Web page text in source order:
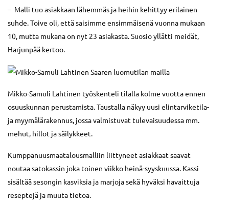
– Malli tuo asiakkaan lähemmäs ja heihin kehittyy erilainen
suhde. Toive oli, että saisimme ensimmäisenä vuonna mukaan
10, mutta mukana on nyt 23 asiakasta. Suosio yllätti meidät,
Harjunpää kertoo.
Mikko-Samuli Lahtinen työskenteli tilalla kolme vuotta ennen
osuuskunnan perustamista. Taustalla näkyy uusi elintarviketila-
ja myymälärakennus, jossa valmistuvat tulevaisuudessa mm.
mehut, hillot ja säilykkeet.
Kumppanuusmaatalousmalliin liittyneet asiakkaat saavat
noutaa satokassin joka toinen viikko heinä-syyskuussa. Kassi
sisältää sesongin kasviksia ja marjoja sekä hyväksi havaittuja
reseptejä ja muuta tietoa.